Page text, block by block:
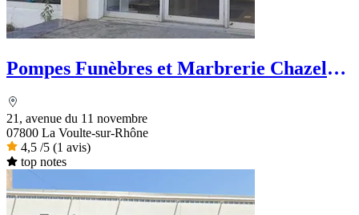
Pompes Funèbres et Marbrerie Chazel
21, avenue du 11 novembre
07800 La Voulte-sur-Rhône
4,5 /5 (1 avis)
top notes